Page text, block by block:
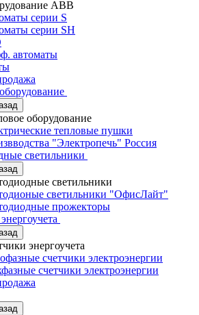
АВВ
серии S
серии SH
автоматы
оборудование
тепловые пушки
"Электропечь" Россия
светильники
светильники
светильники "ОфисЛайт"
прожекторы
энергоучета
счетчики электроэнергии
счетчики электроэнергии